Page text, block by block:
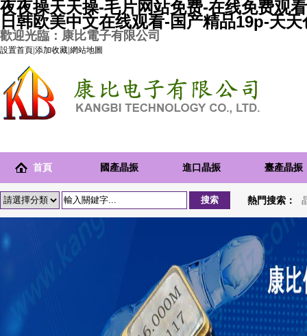
夜夜操天天操-毛片网站免费-在线免费观
日韩欧美中文在线观看-国产精品19p-天
歡迎光臨：康比電子有限公司
設置首頁 添加收藏 網站地圖
首頁 國產晶振 進口晶振 臺產晶振
熱門搜索：